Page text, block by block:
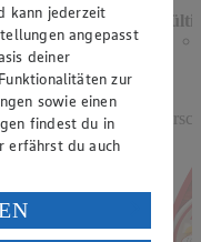
-44%
48%
kann jederzeit
angepasst
deiner
zur
sowie einen
findest du in
erfährst du auch
Daten in den